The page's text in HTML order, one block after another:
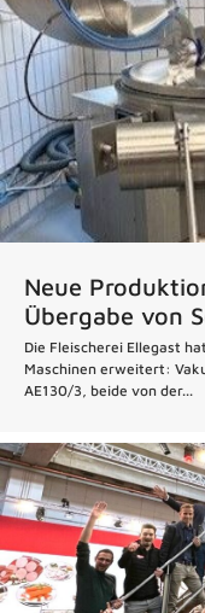
Neue
Übergabe von
Die Fleischerei Ellegast
Maschinen erweitert:
AE130/3, beide von der...